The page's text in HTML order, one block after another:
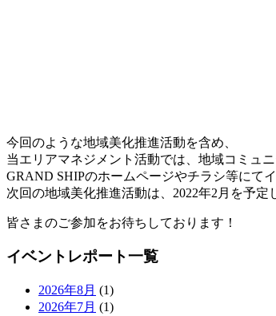
今回のような地域美化推進活動を含め、
当エリアマネジメント活動では、地域コミュ
GRAND SHIPのホームページやチラシ等にて
次回の地域美化推進活動は、 2022年2 月を予定
皆さまのご参加をお待ちしております！
イベントレポート一覧
2026年8月 (1)
2026年7月 (1)